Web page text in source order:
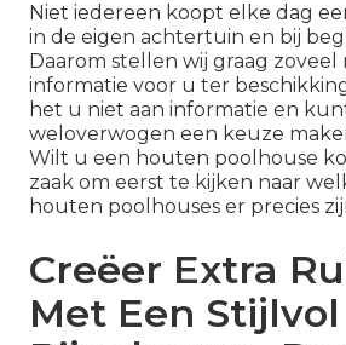
Niet iedereen koopt elke dag
in de eigen achtertuin en bij
Daarom stellen wij graag zoveel
informatie voor u ter
het u niet aan informatie en
weloverwogen een keuze
Wilt u een houten poolhouse
zaak om eerst te kijken naar
houten poolhouses er precies
Creëer Extra
Met Een Stijlvol